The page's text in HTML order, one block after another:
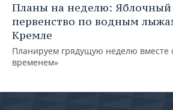
Планы на неделю: Яблочный
первенство по водным
Кремле
Планируем грядущую неделю вместе
временем»